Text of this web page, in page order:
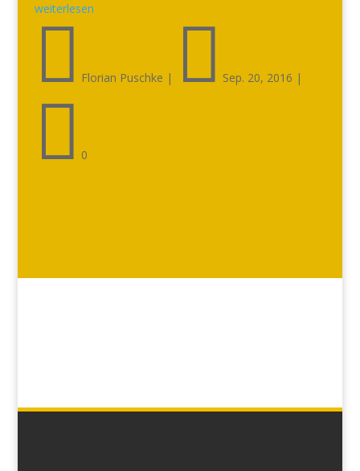
weiterlesen
 Florian Puschke |  Sep. 20, 2016 |
 0